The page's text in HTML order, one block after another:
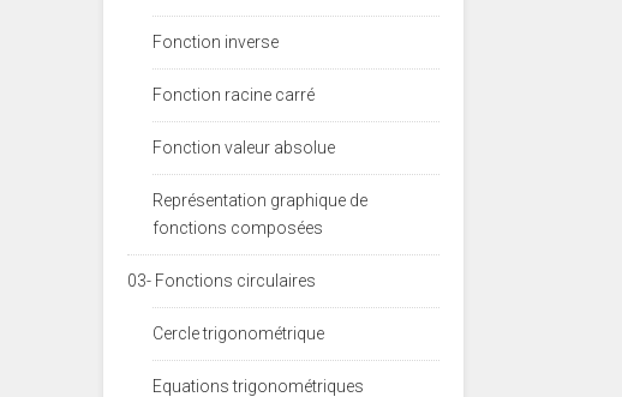
Fonction inverse
Fonction racine carré
Fonction valeur absolue
Représentation graphique de
fonctions composées
03- Fonctions circulaires
Cercle trigonométrique
Equations trigonométriques